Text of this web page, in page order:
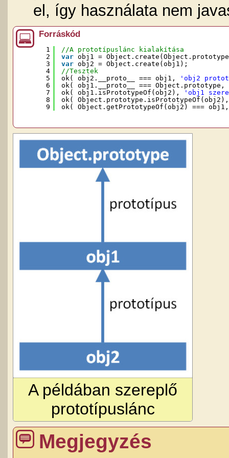
el, így használata nem
Forráskód
1
2
3
4
5
6
7
8
9
//A prototípuslánc kialakítása
var obj1 =
var obj2 = Object.create(obj1);
//Tesztek
ok( obj2.__proto__ === obj1,
'obj2
ok( obj1.__proto__ === Object.prototype,
ok( obj1.isPrototypeOf(obj2),
'obj1
ok(
ok( Object.getPrototypeOf(obj2) ===
A példában szereplő
prototípuslánc
Megjegyzés